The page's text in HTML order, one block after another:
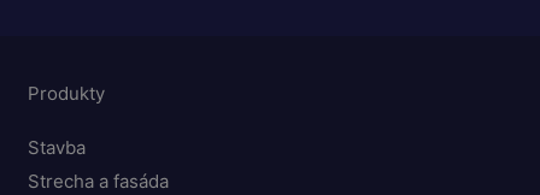
Produkty
Stavba
Strecha a fasáda